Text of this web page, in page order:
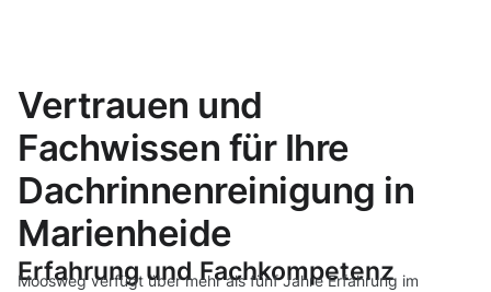
Vertrauen und
Fachwissen für Ihre
Dachrinnenreinigung in
Marienheide
Erfahrung und Fachkompetenz
Moosweg verfügt über mehr als fünf Jahre Erfahrung im